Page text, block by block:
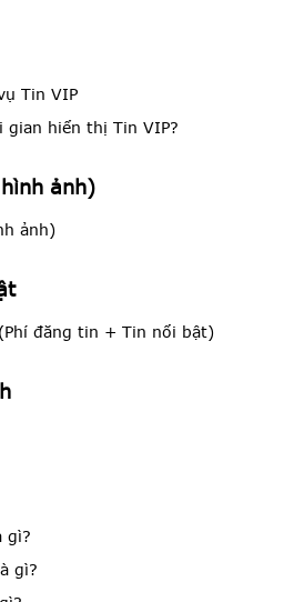
Tin VIP
gian hiển thị Tin VIP?
ảnh)
ảnh)
đăng tin + Tin nổi bật)
gì?
gì?